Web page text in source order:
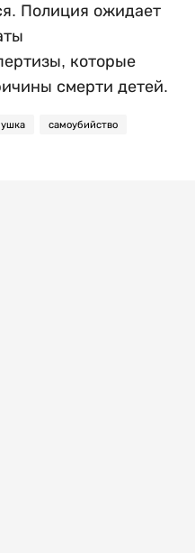
Полиция ожидает
которые
смерти детей.
самоубийство